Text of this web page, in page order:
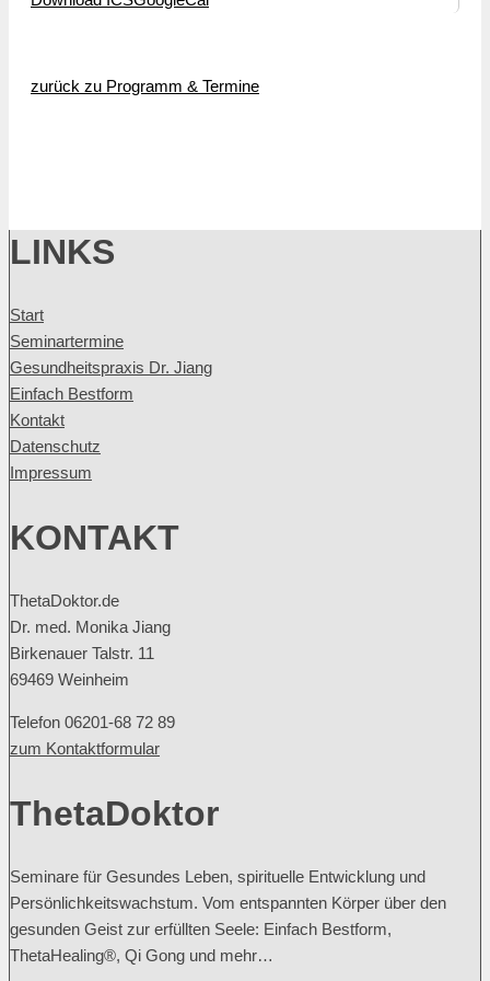
zurück zu Programm & Termine
LINKS
Start
Seminartermine
Gesundheitspraxis Dr. Jiang
Einfach Bestform
Kontakt
Datenschutz
Impressum
KONTAKT
ThetaDoktor.de
Dr. med. Monika Jiang
Birkenauer Talstr. 11
69469 Weinheim
Telefon 06201-68 72 89
zum Kontaktformular
ThetaDoktor
Seminare für Gesundes Leben, spirituelle Entwicklung und
Persönlichkeitswachstum. Vom entspannten Körper über den
gesunden Geist zur erfüllten Seele: Einfach Bestform,
ThetaHealing®, Qi Gong und mehr…